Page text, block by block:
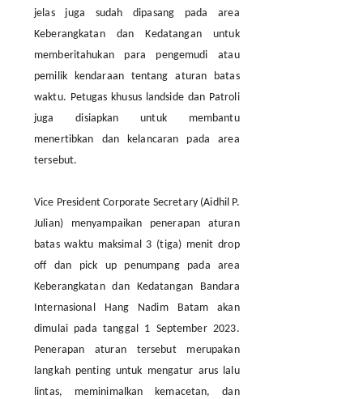
jelas juga sudah dipasang pada area
Keberangkatan dan Kedatangan untuk
memberitahukan para pengemudi atau
pemilik kendaraan tentang aturan batas
waktu. Petugas khusus landside dan Patroli
juga disiapkan untuk membantu
menertibkan dan kelancaran pada area
tersebut.
Vice President Corporate Secretary (Aidhil P.
Julian) menyampaikan penerapan aturan
batas waktu maksimal 3 (tiga) menit drop
off dan pick up penumpang pada area
Keberangkatan dan Kedatangan Bandara
Internasional Hang Nadim Batam akan
dimulai pada tanggal 1 September 2023.
Penerapan aturan tersebut merupakan
langkah penting untuk mengatur arus lalu
lintas, meminimalkan kemacetan, dan